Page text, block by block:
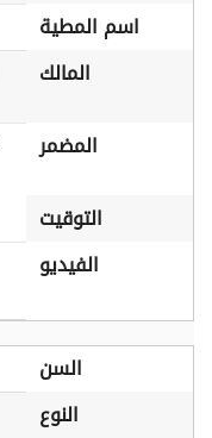
اسم المطية
المالك
المضمر
التوقيت
الفيديو
السن
النوع